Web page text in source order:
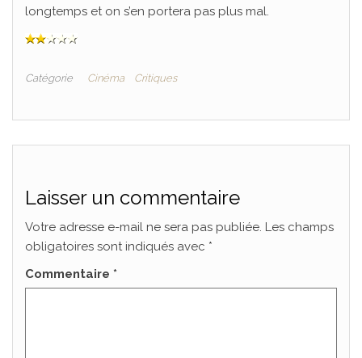
longtemps et on s’en portera pas plus mal.
Catégorie Cinéma Critiques
Laisser un commentaire
Votre adresse e-mail ne sera pas publiée. Les champs
obligatoires sont indiqués avec *
Commentaire *